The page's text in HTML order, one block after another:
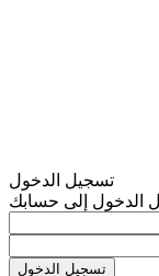
تسجيل الدخول
الدخول إلى حسابك